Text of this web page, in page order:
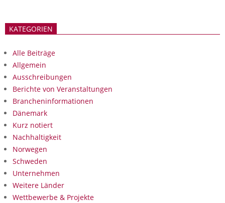
KATEGORIEN
Alle Beiträge
Allgemein
Ausschreibungen
Berichte von Veranstaltungen
Brancheninformationen
Dänemark
Kurz notiert
Nachhaltigkeit
Norwegen
Schweden
Unternehmen
Weitere Länder
Wettbewerbe & Projekte